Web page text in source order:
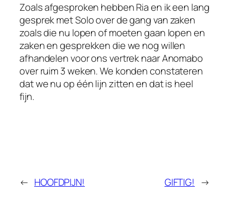
Zoals afgesproken hebben Ria en ik een lang
gesprek met Solo over de gang van zaken
zoals die nu lopen of moeten gaan lopen en
zaken en gesprekken die we nog willen
afhandelen voor ons vertrek naar Anomabo
over ruim 3 weken. We konden constateren
dat we nu op één lijn zitten en dat is heel
fijn.
← HOOFDPIJN! GIFTIG! →